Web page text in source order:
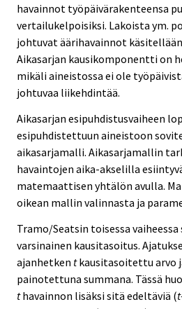
havainnot työpäivärakenteensa
vertailukelpoisiksi. Lakoista ym.
johtuvat äärihavainnot
Aikasarjan kausikomponentti on
mikäli aineistossa ei ole
johtuvaa liikehdintää.
Aikasarjan esipuhdistusvaiheen
esipuhdistettuun aineistoon
aikasarjamalli. Aikasarjamallin
havaintojen aika-akselilla
matemaattisen yhtälön avulla.
oikean mallin valinnasta ja
Tramo/Seatsin toisessa
varsinainen kausitasoitus.
ajanhetken tkausitasoitettu arvo
painotettuna summana. Tässä
thavainnon lisäksi sitä edeltäviä (